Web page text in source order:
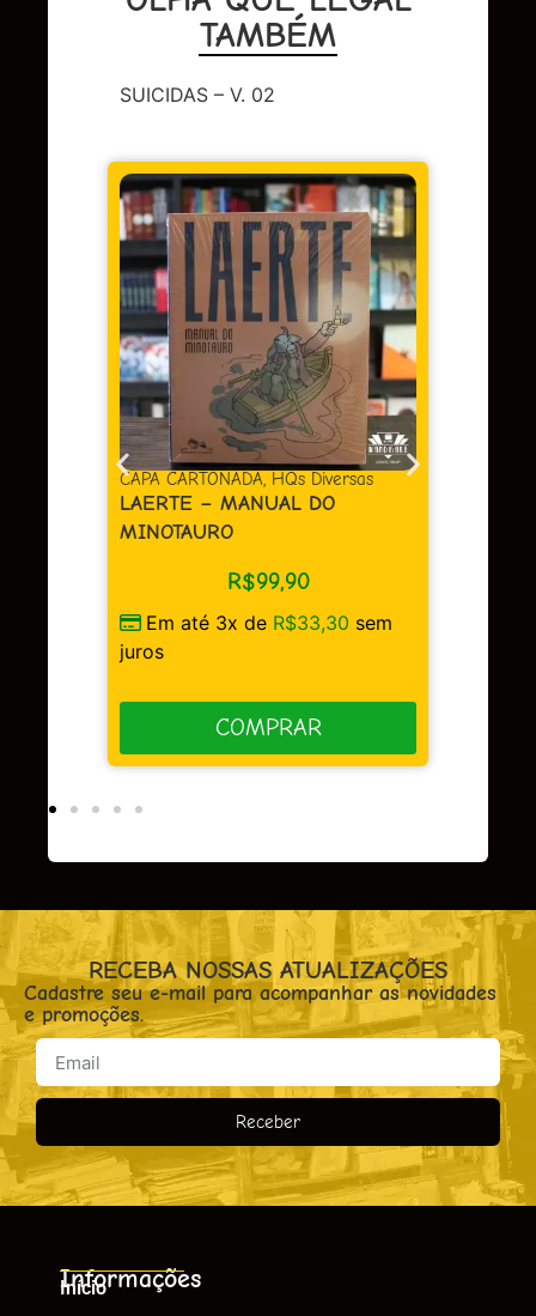
TAMBÉM
SUICIDAS – V. 02
CAPA CARTONADA, HQs Diversas
LAERTE – MANUAL DO
MINOTAURO
R$99,90
Em até 3x de R$33,30 sem
juros
COMPRAR
RECEBA NOSSAS ATUALIZAÇÕES
Cadastre seu e-mail para acompanhar as novidades
e promoções.
Receber
Informações
Início